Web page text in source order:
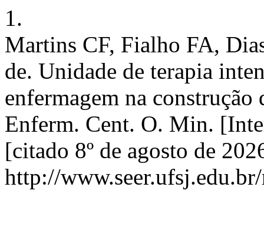
1.
Martins CF, Fialho FA,
de. Unidade de terapia
enfermagem na
Enferm. Cent. O. Min.
[citado 8º de agosto de
http://